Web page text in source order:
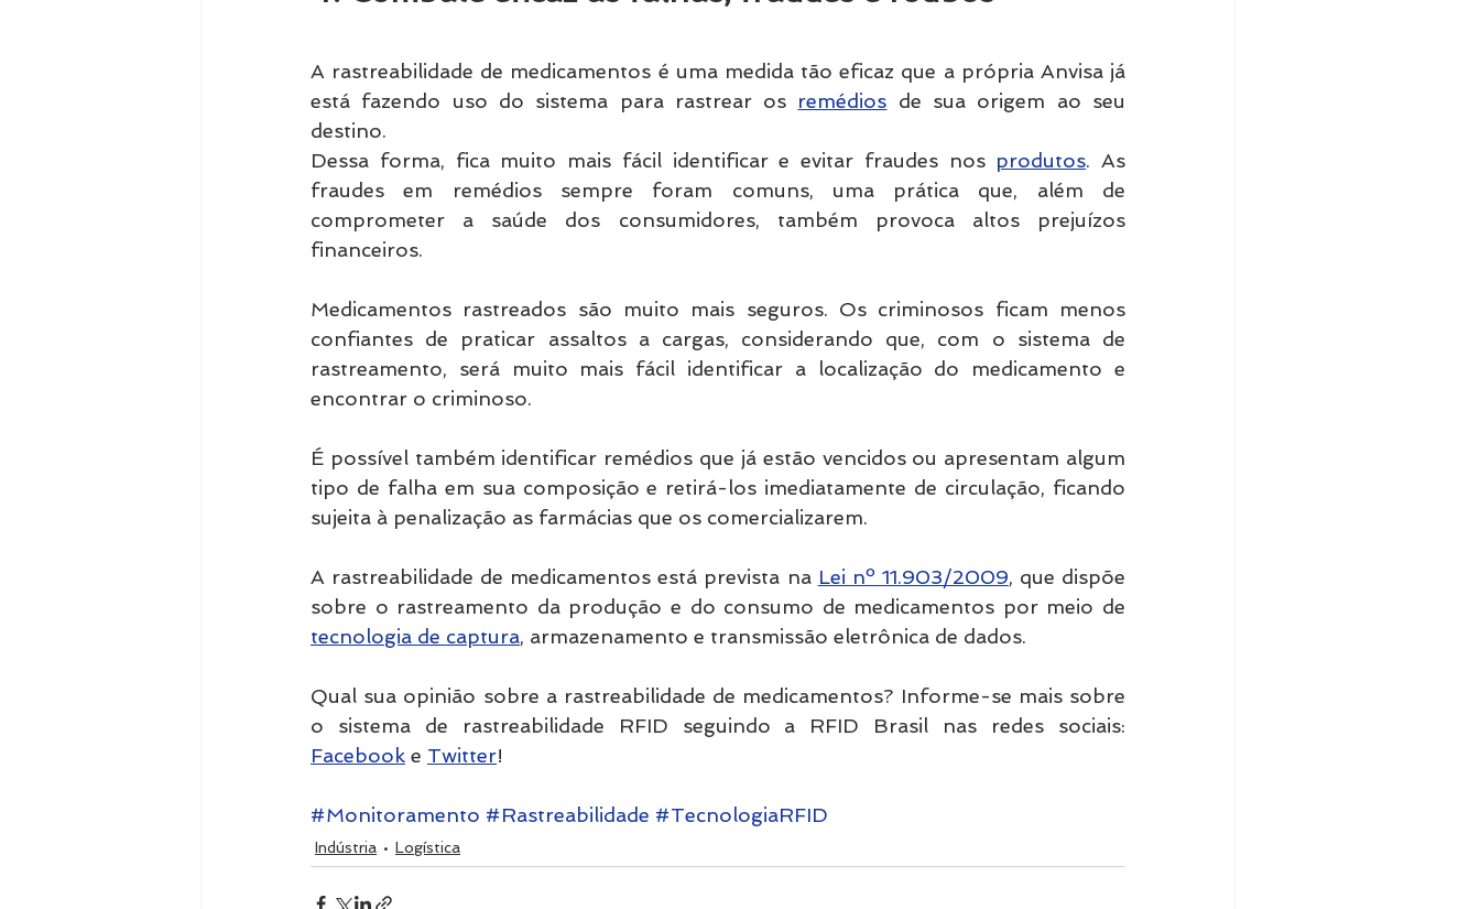
A rastreabilidade de medicamentos é uma medida tão eficaz que a própria Anvisa já
está fazendo uso do sistema para rastrear os remédios de sua origem ao seu
destino.
Dessa forma, fica muito mais fácil identificar e evitar fraudes nos produtos. As
fraudes em remédios sempre foram comuns, uma prática que, além de
comprometer a saúde dos consumidores, também provoca altos prejuízos
financeiros.
Medicamentos rastreados são muito mais seguros. Os criminosos ficam menos
confiantes de praticar assaltos a cargas, considerando que, com o sistema de
rastreamento, será muito mais fácil identificar a localização do medicamento e
encontrar o criminoso.
É possível também identificar remédios que já estão vencidos ou apresentam algum
tipo de falha em sua composição e retirá-los imediatamente de circulação, ficando
sujeita à penalização as farmácias que os comercializarem.
A rastreabilidade de medicamentos está prevista na Lei nº 11.903/2009, que dispõe
tecnologia de captura, armazenamento e transmissão eletrônica de dados.
Qual sua opinião sobre a rastreabilidade de medicamentos? Informe-se mais sobre
Facebook e Twitter!
#Monitoramento #Rastreabilidade #TecnologiaRFID
Indústria Logística